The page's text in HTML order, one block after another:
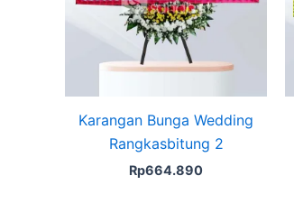
Karangan Bunga Wedding
Rangkasbitung 2
Rp664.890